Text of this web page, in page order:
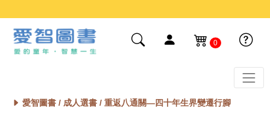
0
愛智圖書 / 成人選書/ 重返八通關—四十年生界變遷行腳